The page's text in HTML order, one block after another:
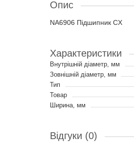
Опис
NA6906 Підшипник CX
Характеристики
Внутрішній діаметр, мм
Зовнішній діаметр, мм
Тип
Товар
Ширина, мм
Відгуки (0)